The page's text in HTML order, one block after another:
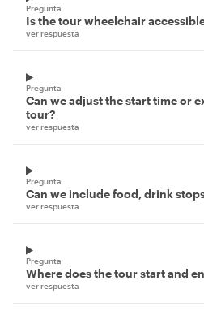
Pregunta
Is the tour wheelchair
ver respuesta
Pregunta
Can we adjust the start time or
tour?
ver respuesta
Pregunta
Can we include food, drink
ver respuesta
Pregunta
Where does the tour start and
ver respuesta